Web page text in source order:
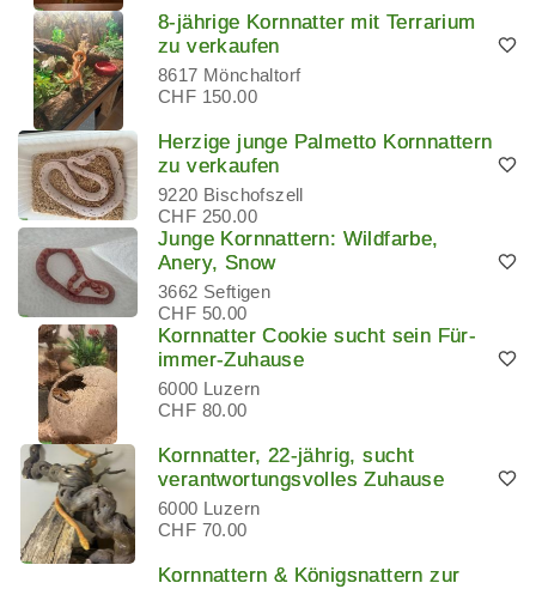
8-jährige Kornnatter mit Terrarium
zu verkaufen
8617 Mönchaltorf
CHF 150.00
Herzige junge Palmetto Kornnattern
zu verkaufen
9220 Bischofszell
CHF 250.00
Junge Kornnattern: Wildfarbe,
Anery, Snow
3662 Seftigen
CHF 50.00
Kornnatter Cookie sucht sein Für-
immer-Zuhause
6000 Luzern
CHF 80.00
Kornnatter, 22-jährig, sucht
verantwortungsvolles Zuhause
6000 Luzern
CHF 70.00
Kornnattern & Königsnattern zur